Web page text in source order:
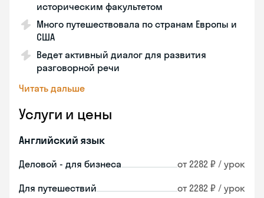
историческим факультетом
Много путешествовала по странам Европы и
США
Ведет активный диалог для развития
разговорной речи
Читать дальше
Услуги и цены
Английский язык
Деловой - для бизнеса от 2282 ₽ / урок
Для путешествий от 2282 ₽ / урок